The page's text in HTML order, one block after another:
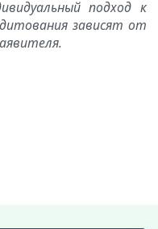
подход к
зависят от